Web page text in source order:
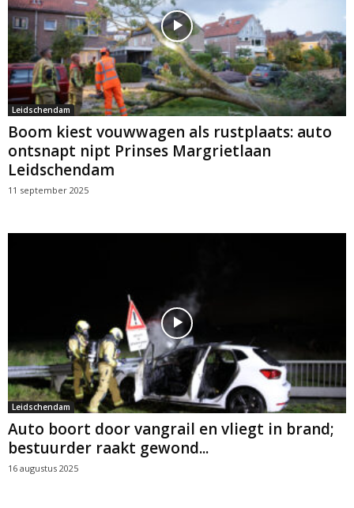
Leidschendam
Boom kiest vouwwagen als rustplaats: auto
ontsnapt nipt Prinses Margrietlaan
Leidschendam
11 september 2025
Leidschendam
Auto boort door vangrail en vliegt in brand;
bestuurder raakt gewond...
16 augustus 2025